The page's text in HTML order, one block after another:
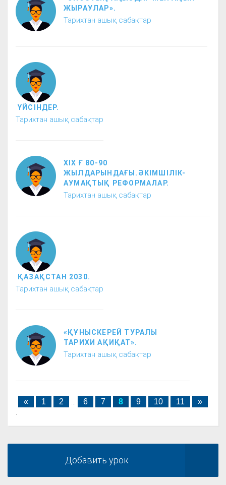
ЖЫРАУЛАР».
Тарихтан ашық сабақтар
ҮЙСІНДЕР.
Тарихтан ашық сабақтар
ХІХ Ғ 80-90
ЖЫЛДАРЫНДАҒЫ.ӘКІМШІЛІК-
АУМАҚТЫҚ РЕФОРМАЛАР.
Тарихтан ашық сабақтар
ҚАЗАҚСТАН 2030.
Тарихтан ашық сабақтар
«ҚҰНЫСКЕРЕЙ ТУРАЛЫ
ТАРИХИ АҚИҚАТ».
Тарихтан ашық сабақтар
« 1 2 ... 6 7 8 9 10 11 »
.
Добавить урок